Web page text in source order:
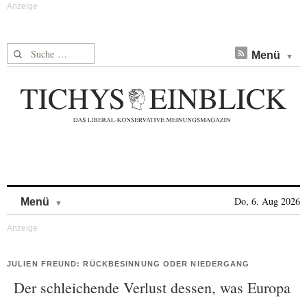
Suche nach: Menü
Menü Do, 6. Aug 2026
JULIEN FREUND: RÜCKBESINNUNG ODER NIEDERGANG
Der schleichende Verlust dessen, was Europa